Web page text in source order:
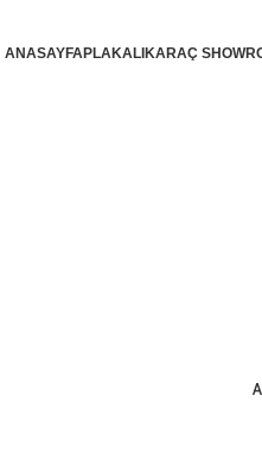
ANASAYFAPLAKALIKARAÇ